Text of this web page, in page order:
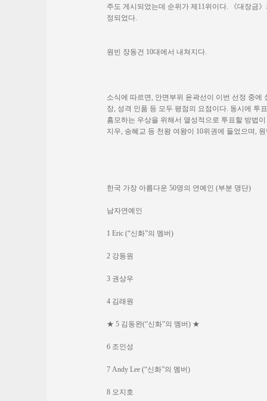
주도 게시되었는데 순위가 제11위이다. 《대장금
정되었다.
원빈 장동건 10대에서 내쳐지다.
소식에 따르면, 안면부위 윤곽선이 이번 선정 중
장, 성격 인품 등 모두 평점의 요점이다. 동시에 투
흠모하는 우상을 위해서 열성적으로 투표할 방법
지우, 송혜교 등 천왕 여왕이 10위권에 들었으며,
한국 가장 아름다운 50명의 연예인 (부분 명단)
남자연예인
1 Eric (“신화”의 멤버)
2 강동원
3 권상우
4 김래원
★ 5 김동완(“신화”의 멤버) ★
6 조인성
7 Andy Lee (“신화”의 멤버)
8 오지호